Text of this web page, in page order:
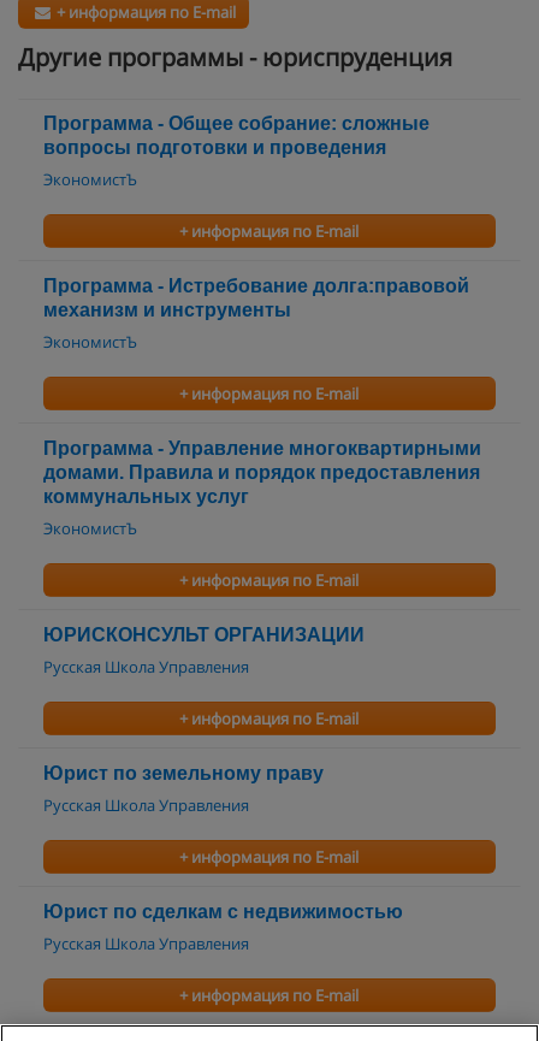
+ информация по E-mail
Другие программы - юриспруденция
Программа - Общее собрание: сложные
вопросы подготовки и проведения
ЭкономистЪ
+ информация по E-mail
Программа - Истребование долга:правовой
механизм и инструменты
ЭкономистЪ
+ информация по E-mail
Программа - Управление многоквартирными
домами. Правила и порядок предоставления
коммунальных услуг
ЭкономистЪ
+ информация по E-mail
ЮРИСКОНСУЛЬТ ОРГАНИЗАЦИИ
Русская Школа Управления
+ информация по E-mail
Юрист по земельному праву
Русская Школа Управления
+ информация по E-mail
Юрист по сделкам с недвижимостью
Русская Школа Управления
+ информация по E-mail